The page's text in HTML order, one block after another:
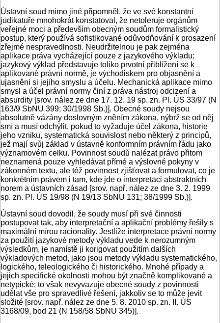
Ústavní soud mimo jiné připomněl, že ve své konstantní
judikatuře mnohokrát konstatoval, že netoleruje orgánům
veřejné moci a především obecným soudům formalistický
postup, který používá sofistikované odůvodňování k prosazení
zřejmé nespravedlnosti. Neudržitelnou je pak zejména
aplikace práva vycházející pouze z jazykového výkladu;
jazykový výklad představuje toliko prvotní přiblížení se k
aplikované právní normě, je východiskem pro objasnění a
ujasnění si jejího smyslu a účelu. Mechanická aplikace mimo
smysl a účel právní normy činí z práva nástroj odcizení a
absurdity [srov. nález ze dne 17. 12. 19 sp. zn. Pl. ÚS 33/97 (N
163/9 SbNU 399; 30/1998 Sb.)]. Obecné soudy nejsou
absolutně vázány doslovným zněním zákona, nýbrž se od něj
smí a musí odchýlit, pokud to vyžaduje účel zákona, historie
jeho vzniku, systematická souvislost nebo některý z principů,
jež mají svůj základ v ústavně konformním právním řádu jako
významovém celku. Povinnost soudů nalézat právo přitom
neznamená pouze vyhledávat přímé a výslovné pokyny v
zákonném textu, ale též povinnost zjišťovat a formulovat, co je
konkrétním právem i tam, kde jde o interpretaci abstraktních
norem a ústavních zásad [srov. např. nález ze dne 3. 2. 1999
sp. zn. Pl. ÚS 19/98 (N 19/13 SbNU 131; 38/1999 Sb.)].
Ústavní soud dovodil, že soudy musí při své činnosti
postupovat tak, aby interpretační a aplikační problémy řešily s
maximální mírou racionality. Jestliže interpretace právní normy
za použití jazykové metody výkladu vede k nerozumným
výsledkům, je namístě ji korigovat použitím dalších
výkladových metod, jako jsou metody výkladu systematického,
logického, teleologického či historického. Mnohé případy a
jejich specifické okolnosti mohou být značně komplikované a
netypické; to však nevyvazuje obecné soudy z povinnosti
udělat vše pro spravedlivé řešení, jakkoliv se to může jevit
složité [srov. např. nález ze dne 5. 8. 2010 sp. zn. II. ÚS
3168/09, bod 21 (N 158/58 SbNU 345)].